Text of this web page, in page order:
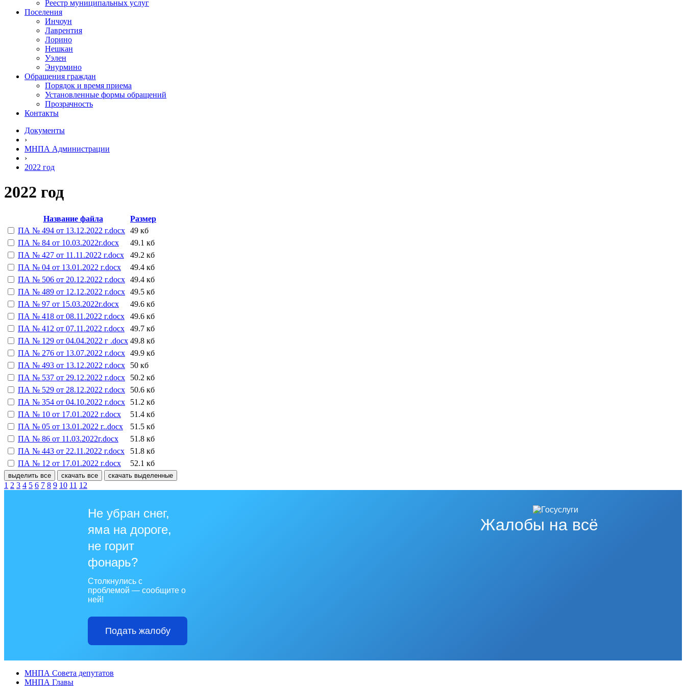
Реестр муниципальных услуг
Поселения
Инчоун
Лаврентия
Лорино
Нешкан
Уэлен
Энурмино
Обращения граждан
Порядок и время приема
Установленные формы обращений
Прозрачность
Контакты
Документы
›
МНПА Администрации
›
2022 год
2022 год
Название файла
Размер
ПА № 494 от 13.12.2022 г.docx 49 кб
ПА № 84 от 10.03.2022г.docx
49.1 кб
ПА № 427 от 11.11.2022 г.docx
49.2 кб
ПА № 04 от 13.01.2022 г.docx
49.4 кб
ПА № 506 от 20.12.2022 г.docx 49.4 кб
ПА № 489 от 12.12.2022 г.docx 49.5 кб
ПА № 97 от 15.03.2022г.docx
49.6 кб
ПА № 418 от 08.11.2022 г.docx
49.6 кб
ПА № 412 от 07.11.2022 г.docx
49.7 кб
ПА № 129 от 04.04.2022 г .docx 49.8 кб
ПА № 276 от 13.07.2022 г.docx 49.9 кб
ПА № 493 от 13.12.2022 г.docx
50 кб
ПА № 537 от 29.12.2022 г.docx
50.2 кб
ПА № 529 от 28.12.2022 г.docx
50.6 кб
ПА № 354 от 04.10.2022 г.docx
51.2 кб
ПА № 10 от 17.01.2022 г.docx
51.4 кб
ПА № 05 от 13.01.2022 г..docx
51.5 кб
ПА № 86 от 11.03.2022г.docx
51.8 кб
ПА № 443 от 22.11.2022 г.docx
51.8 кб
ПА № 12 от 17.01.2022 г.docx
52.1 кб
выделить все скачать все скачать выделенные
1 2 3 4 5 6 7 8 9 10 11 12
Жалобы на всё
Не убран снег,
яма на дороге,
не горит
фонарь?
Столкнулись с
проблемой — сообщите о
ней!
Подать жалобу
МНПА Совета депутатов
МНПА Главы